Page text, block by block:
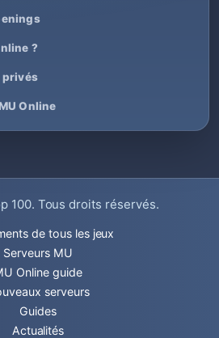
?
privés
Online
100. Tous droits réservés.
de tous les jeux
Serveurs MU
Online guide
serveurs
Guides
Actualités